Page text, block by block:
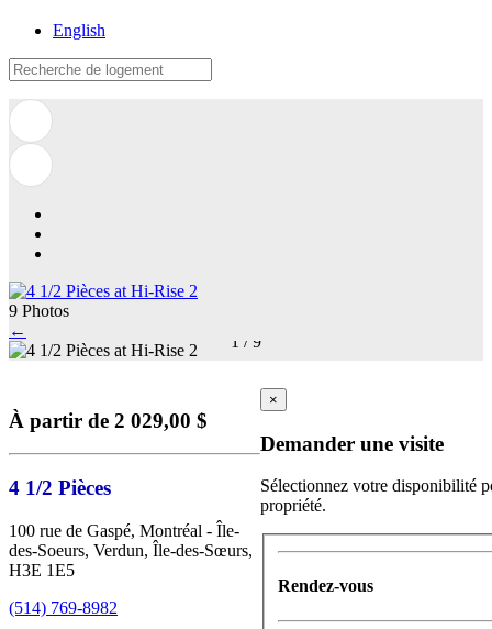
English
9 Photos
←
1 / 9
À partir de 2 029,00 $
4 1/2 Pièces
100 rue de Gaspé, Montréal - Île-
des-Soeurs, Verdun, Île-des-Sœurs,
H3E 1E5
(514) 769-8982
×
Demander une visite
Sélectionnez votre disponibilité
propriété.
Rendez-vous